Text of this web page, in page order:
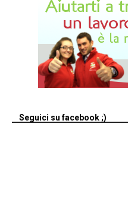
Seguici su facebook ;)